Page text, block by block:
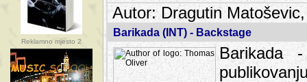
Reklamno mjesto 2
Autor: Dragutin
Barikada (INT) - Backstage
Barikada